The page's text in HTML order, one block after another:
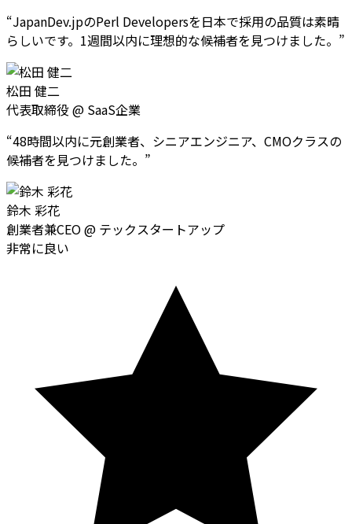
“JapanDev.jpのPerl Developersを日本で採用の品質は素晴
らしいです。1週間以内に理想的な候補者を見つけました。 ”
松田 健二
代表取締役 @ SaaS企業
“48時間以内に元創業者、シニアエンジニア、CMOクラスの
候補者を見つけました。 ”
鈴木 彩花
創業者兼CEO@ テックスタートアップ
非常に良い